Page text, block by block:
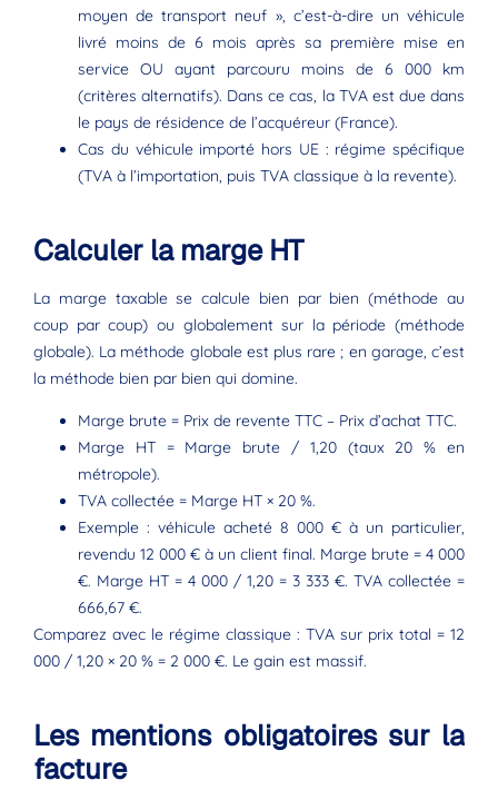
moyen de transport neuf », c’est-à-dire un véhicule
livré moins de 6 mois après sa première mise en
service OU ayant parcouru moins de 6 000 km
(critères alternatifs). Dans ce cas, la TVA est due dans
le pays de résidence de l’acquéreur (France).
Cas du véhicule importé hors UE : régime spécifique
(TVA à l’importation, puis TVA classique à la revente).
Calculer la marge HT
La marge taxable se calcule bien par bien (méthode au
coup par coup) ou globalement sur la période (méthode
globale). La méthode globale est plus rare ; en garage, c’est
la méthode bien par bien qui domine.
Marge brute = Prix de revente TTC – Prix d’achat TTC.
Marge HT = Marge brute / 1,20 (taux 20 % en
métropole).
TVA collectée = Marge HT × 20 %.
Exemple : véhicule acheté 8 000 € à un particulier,
revendu 12 000 € à un client final. Marge brute = 4 000
€. Marge HT = 4 000 / 1,20 = 3 333 €. TVA collectée =
666,67 €.
Comparez avec le régime classique : TVA sur prix total = 12
000 / 1,20 × 20 % = 2 000 €. Le gain est massif.
Les mentions obligatoires sur la
facture